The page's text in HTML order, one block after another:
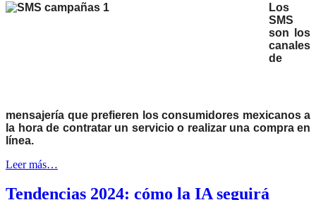
Los
SMS
son los
canales
de
mensajería que prefieren los consumidores mexicanos a
la hora de contratar un servicio o realizar una compra en
línea.
Leer más…
Tendencias 2024: cómo la IA seguirá